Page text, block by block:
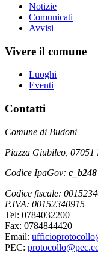
Notizie
Comunicati
Avvisi
Vivere il comune
Luoghi
Eventi
Contatti
Comune di Budoni
Piazza Giubileo, 07051
Codice IpaGov: c_b248
Codice fiscale:
P.IVA: 00152340915
Tel: 0784032200
Fax: 0784844420
Email:
PEC: